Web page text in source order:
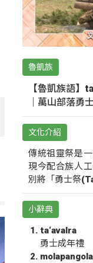
魯凱族
【魯凱族語】
｜萬山部落勇
文化介紹
傳統祖靈祭是
現今配合族人
別將「勇士祭
小辭典
ta‘avalra
勇士成年禮